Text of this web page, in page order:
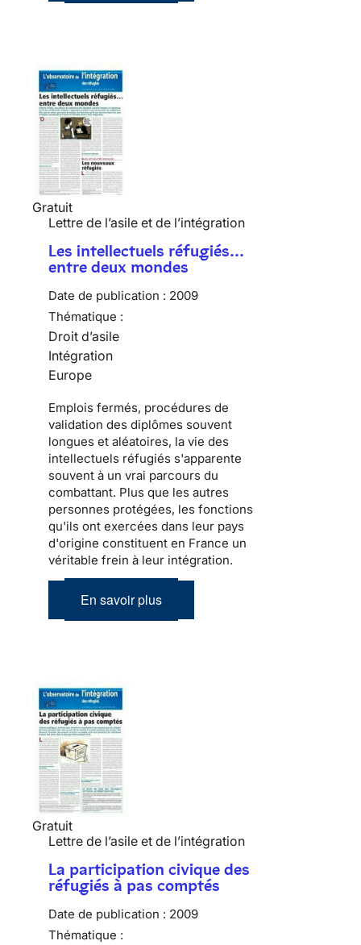
Gratuit
Lettre de l’asile et de l’intégration
Les intellectuels réfugiés…
entre deux mondes
Date de publication : 2009
Thématique :
Droit d’asile
Intégration
Europe
Emplois fermés, procédures de
validation des diplômes souvent
longues et aléatoires, la vie des
intellectuels réfugiés s'apparente
souvent à un vrai parcours du
combattant. Plus que les autres
personnes protégées, les fonctions
qu'ils ont exercées dans leur pays
d'origine constituent en France un
véritable frein à leur intégration.
En savoir plus
Gratuit
Lettre de l’asile et de l’intégration
La participation civique des
réfugiés à pas comptés
Date de publication : 2009
Thématique :